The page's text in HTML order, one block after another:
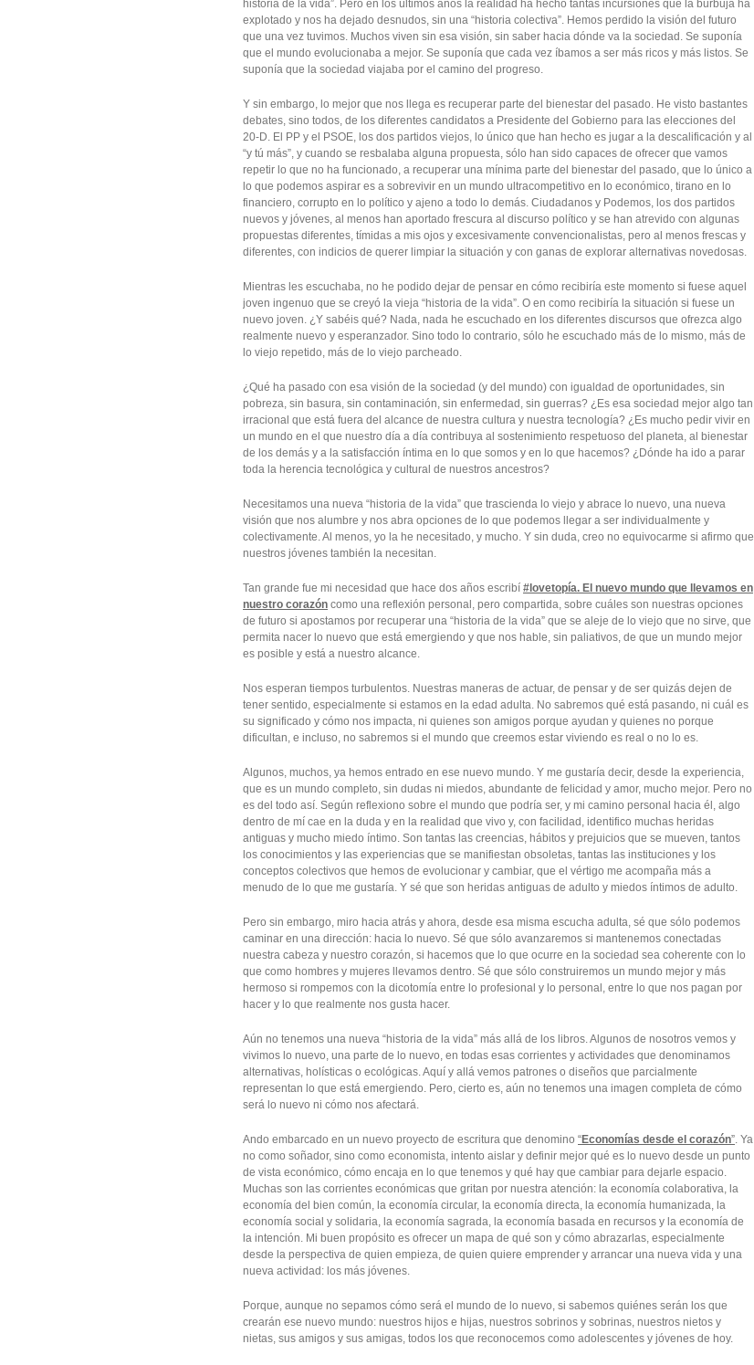
historia de la vida”. Pero en los últimos años la realidad ha hecho tantas incursiones que la burbuja ha
explotado y nos ha dejado desnudos, sin una “historia colectiva”. Hemos perdido la visión del futuro
que una vez tuvimos. Muchos viven sin esa visión, sin saber hacia dónde va la sociedad. Se suponía
que el mundo evolucionaba a mejor. Se suponía que cada vez íbamos a ser más ricos y más listos. Se
suponía que la sociedad viajaba por el camino del progreso.
Y sin embargo, lo mejor que nos llega es recuperar parte del bienestar del pasado. He visto bastantes
debates, sino todos, de los diferentes candidatos a Presidente del Gobierno para las elecciones del
20-D. El PP y el PSOE, los dos partidos viejos, lo único que han hecho es jugar a la descalificación y al
“y tú más”, y cuando se resbalaba alguna propuesta, sólo han sido capaces de ofrecer que vamos
repetir lo que no ha funcionado, a recuperar una mínima parte del bienestar del pasado, que lo único a
lo que podemos aspirar es a sobrevivir en un mundo ultracompetitivo en lo económico, tirano en lo
financiero, corrupto en lo político y ajeno a todo lo demás. Ciudadanos y Podemos, los dos partidos
nuevos y jóvenes, al menos han aportado frescura al discurso político y se han atrevido con algunas
propuestas diferentes, tímidas a mis ojos y excesivamente convencionalistas, pero al menos frescas y
diferentes, con indicios de querer limpiar la situación y con ganas de explorar alternativas novedosas.
Mientras les escuchaba, no he podido dejar de pensar en cómo recibiría este momento si fuese aquel
joven ingenuo que se creyó la vieja “historia de la vida”. O en como recibiría la situación si fuese un
nuevo joven. ¿Y sabéis qué? Nada, nada he escuchado en los diferentes discursos que ofrezca algo
realmente nuevo y esperanzador. Sino todo lo contrario, sólo he escuchado más de lo mismo, más de
lo viejo repetido, más de lo viejo parcheado.
¿Qué ha pasado con esa visión de la sociedad (y del mundo) con igualdad de oportunidades, sin
pobreza, sin basura, sin contaminación, sin enfermedad, sin guerras? ¿Es esa sociedad mejor algo tan
irracional que está fuera del alcance de nuestra cultura y nuestra tecnología? ¿Es mucho pedir vivir en
un mundo en el que nuestro día a día contribuya al sostenimiento respetuoso del planeta, al bienestar
de los demás y a la satisfacción íntima en lo que somos y en lo que hacemos? ¿Dónde ha ido a parar
toda la herencia tecnológica y cultural de nuestros ancestros?
Necesitamos una nueva “historia de la vida” que trascienda lo viejo y abrace lo nuevo, una nueva
visión que nos alumbre y nos abra opciones de lo que podemos llegar a ser individualmente y
colectivamente. Al menos, yo la he necesitado, y mucho. Y sin duda, creo no equivocarme si afirmo que
nuestros jóvenes también la necesitan.
Tan grande fue mi necesidad que hace dos años escribí #lovetopía. El nuevo mundo que llevamos en
nuestro corazón como una reflexión personal, pero compartida, sobre cuáles son nuestras opciones
de futuro si apostamos por recuperar una “historia de la vida” que se aleje de lo viejo que no sirve, que
permita nacer lo nuevo que está emergiendo y que nos hable, sin paliativos, de que un mundo mejor
es posible y está a nuestro alcance.
Nos esperan tiempos turbulentos. Nuestras maneras de actuar, de pensar y de ser quizás dejen de
tener sentido, especialmente si estamos en la edad adulta. No sabremos qué está pasando, ni cuál es
su significado y cómo nos impacta, ni quienes son amigos porque ayudan y quienes no porque
dificultan, e incluso, no sabremos si el mundo que creemos estar viviendo es real o no lo es.
Algunos, muchos, ya hemos entrado en ese nuevo mundo. Y me gustaría decir, desde la experiencia,
que es un mundo completo, sin dudas ni miedos, abundante de felicidad y amor, mucho mejor. Pero no
es del todo así. Según reflexiono sobre el mundo que podría ser, y mi camino personal hacia él, algo
dentro de mí cae en la duda y en la realidad que vivo y, con facilidad, identifico muchas heridas
antiguas y mucho miedo íntimo. Son tantas las creencias, hábitos y prejuicios que se mueven, tantos
los conocimientos y las experiencias que se manifiestan obsoletas, tantas las instituciones y los
conceptos colectivos que hemos de evolucionar y cambiar, que el vértigo me acompaña más a
menudo de lo que me gustaría. Y sé que son heridas antiguas de adulto y miedos íntimos de adulto.
Pero sin embargo, miro hacia atrás y ahora, desde esa misma escucha adulta, sé que sólo podemos
caminar en una dirección: hacia lo nuevo. Sé que sólo avanzaremos si mantenemos conectadas
nuestra cabeza y nuestro corazón, si hacemos que lo que ocurre en la sociedad sea coherente con lo
que como hombres y mujeres llevamos dentro. Sé que sólo construiremos un mundo mejor y más
hermoso si rompemos con la dicotomía entre lo profesional y lo personal, entre lo que nos pagan por
hacer y lo que realmente nos gusta hacer.
Aún no tenemos una nueva “historia de la vida” más allá de los libros. Algunos de nosotros vemos y
vivimos lo nuevo, una parte de lo nuevo, en todas esas corrientes y actividades que denominamos
alternativas, holísticas o ecológicas. Aquí y allá vemos patrones o diseños que parcialmente
representan lo que está emergiendo. Pero, cierto es, aún no tenemos una imagen completa de cómo
será lo nuevo ni cómo nos afectará.
Ando embarcado en un nuevo proyecto de escritura que denomino “Economías desde el corazón”. Ya
no como soñador, sino como economista, intento aislar y definir mejor qué es lo nuevo desde un punto
de vista económico, cómo encaja en lo que tenemos y qué hay que cambiar para dejarle espacio.
Muchas son las corrientes económicas que gritan por nuestra atención: la economía colaborativa, la
economía del bien común, la economía circular, la economía directa, la economía humanizada, la
economía social y solidaria, la economía sagrada, la economía basada en recursos y la economía de
la intención. Mi buen propósito es ofrecer un mapa de qué son y cómo abrazarlas, especialmente
desde la perspectiva de quien empieza, de quien quiere emprender y arrancar una nueva vida y una
nueva actividad: los más jóvenes.
Porque, aunque no sepamos cómo será el mundo de lo nuevo, si sabemos quiénes serán los que
crearán ese nuevo mundo: nuestros hijos e hijas, nuestros sobrinos y sobrinas, nuestros nietos y
nietas, sus amigos y sus amigas, todos los que reconocemos como adolescentes y jóvenes de hoy.